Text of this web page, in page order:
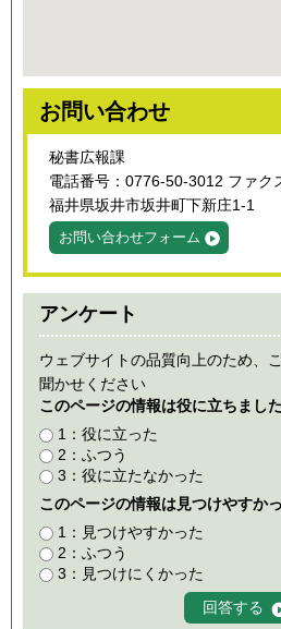
お問い合わせ
秘書広報課
電話番号：0776-50-3012 ファク
福井県坂井市坂井町下新庄1-1
お問い合わせフォーム
アンケート
ウェブサイトの品質向上のため、
聞かせください
このページの情報は役に立ちまし
1：役に立った
2：ふつう
3：役に立たなかった
このページの情報は見つけやすか
1：見つけやすかった
2：ふつう
3：見つけにくかった